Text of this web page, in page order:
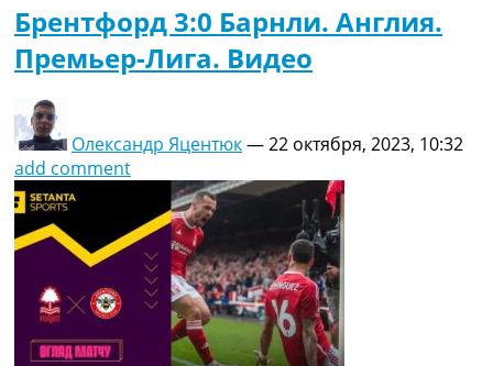
Брентфорд 3:0 Барнли. Англия.
Премьер-Лига. Видео
Олександр Яцентюк—22 октября, 2023, 10:32
add comment